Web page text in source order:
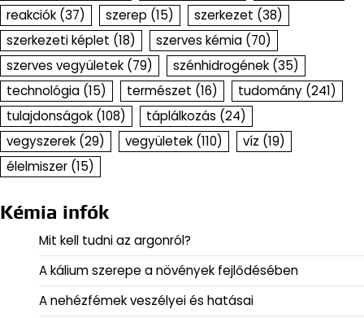
reakciók (37) szerep (15) szerkezet (38)
szerkezeti képlet (18) szerves kémia (70)
szerves vegyületek (79) szénhidrogének (35)
technológia (15) természet (16) tudomány (241)
tulajdonságok (108) táplálkozás (24)
vegyszerek (29) vegyületek (110) víz (19)
élelmiszer (15)
Kémia infók
Mit kell tudni az argonról?
A kálium szerepe a növények fejlődésében
A nehézfémek veszélyei és hatásai